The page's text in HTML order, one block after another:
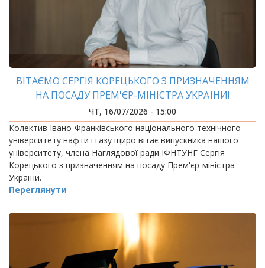
ВІТАЄМО СЕРГІЯ КОРЕЦЬКОГО З ПРИЗНАЧЕННЯМ
НА ПОСАДУ ПРЕМ'ЄР-МІНІСТРА УКРАЇНИ!
ЧТ, 16/07/2026 - 15:00
Колектив Івано-Франківського національного технічного
університету нафти і газу щиро вітає випускника нашого
університету, члена Наглядової ради ІФНТУНГ Сергія
Корецького з призначенням на посаду Прем'єр-міністра
України.
Переглянути